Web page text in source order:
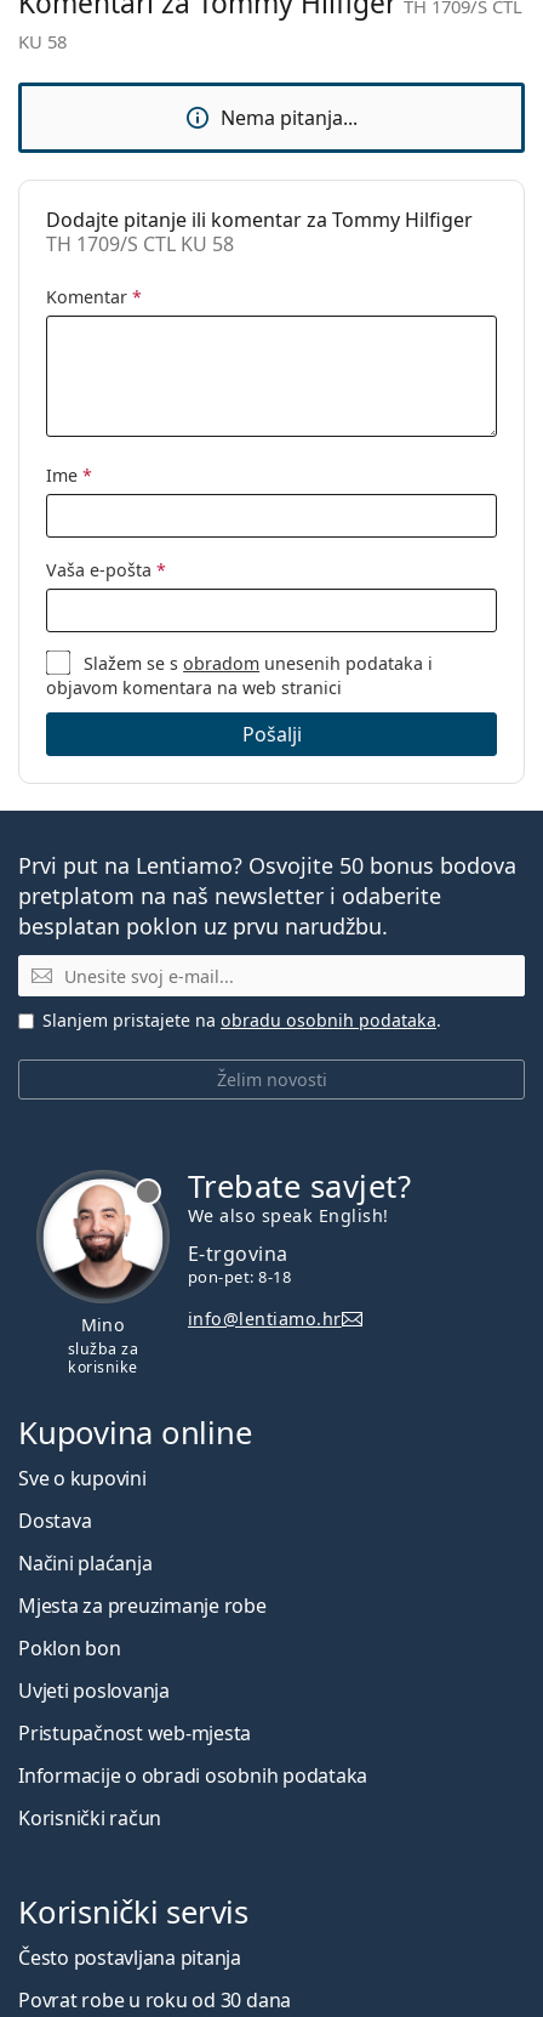
Marka:
Upotreba:
Moda
TH 1709/S CTL KU 58
TH 1709/S CTL
KU 58
Nema pitanja...
Dodajte pitanje ili komentar za Tommy Hilfiger
TH 1709/S CTL KU 58
Komentar *
Ime *
Vaša e-pošta *
Slažem se sobradom unesenih podataka i
objavom komentara na web stranici
Pošalji
Prvi put na Lentiamo? Osvojite 50 bonus bodova
pretplatom na naš newsletter i odaberite
besplatan poklon uz prvu narudžbu.
E-mail
Želim novosti
Slanjem pristajete na obradu osobnih podataka.
Mino
služba za
korisnike
Trebate savjet?
We also speak English!
E-trgovina
pon-pet: 8-18
info@lentiamo.hr
Kupovina online
Sve o kupovini
Dostava
Načini plaćanja
Mjesta za preuzimanje robe
Poklon bon
Uvjeti poslovanja
Pristupačnost web-mjesta
Informacije o obradi osobnih podataka
Korisnički račun
Korisnički servis
Često postavljana pitanja
Povrat robe u roku od 30 dana